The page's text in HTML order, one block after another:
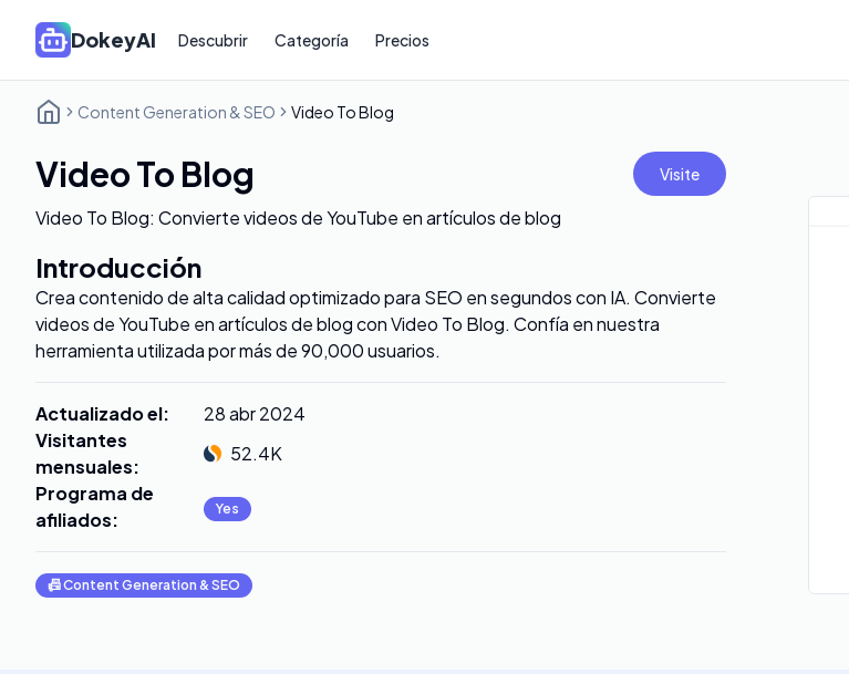
DokeyAI Descubrir Categoría Precios
Content Generation & SEO Video To Blog
Video To Blog Visite
Video To Blog: Convierte videos de YouTube en artículos de blog
Introducción
Crea contenido de alta calidad optimizado para SEO en segundos con IA. Convierte
videos de YouTube en artículos de blog con Video To Blog. Confía en nuestra
herramienta utilizada por más de 90,000 usuarios.
Actualizado el:
28 abr 2024
Visitantes
mensuales:
52.4K
Programa de
afiliados: Yes
📠Content Generation & SEO